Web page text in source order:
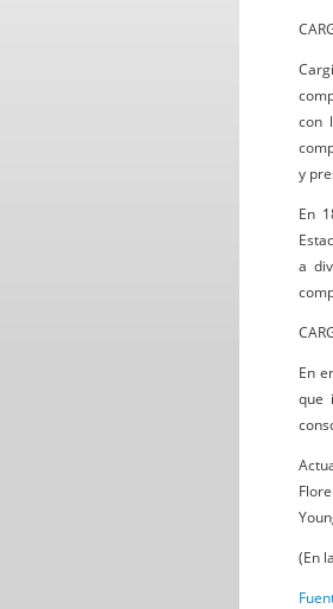
con
y
En
a
En
que
(En